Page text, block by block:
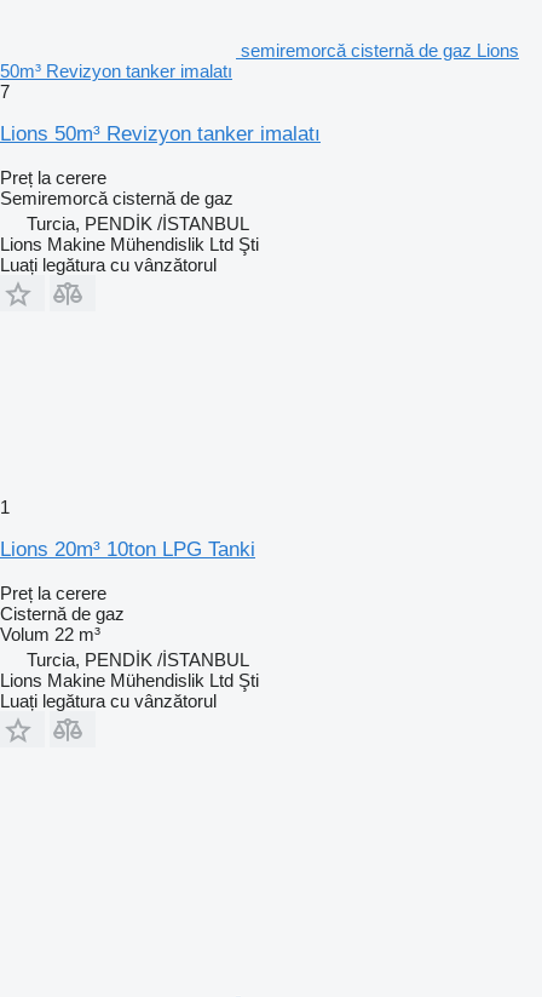
semiremorcă cisternă de gaz Lions
50m³ Revizyon tanker imalatı
7
Lions 50m³ Revizyon tanker imalatı
Preț la cerere
Semiremorcă cisternă de gaz
Turcia, PENDİK /İSTANBUL
Lions Makine Mühendislik Ltd Şti
Luați legătura cu vânzătorul
1
Lions 20m³ 10ton LPG Tanki
Preț la cerere
Cisternă de gaz
Volum 22 m³
Turcia, PENDİK /İSTANBUL
Lions Makine Mühendislik Ltd Şti
Luați legătura cu vânzătorul